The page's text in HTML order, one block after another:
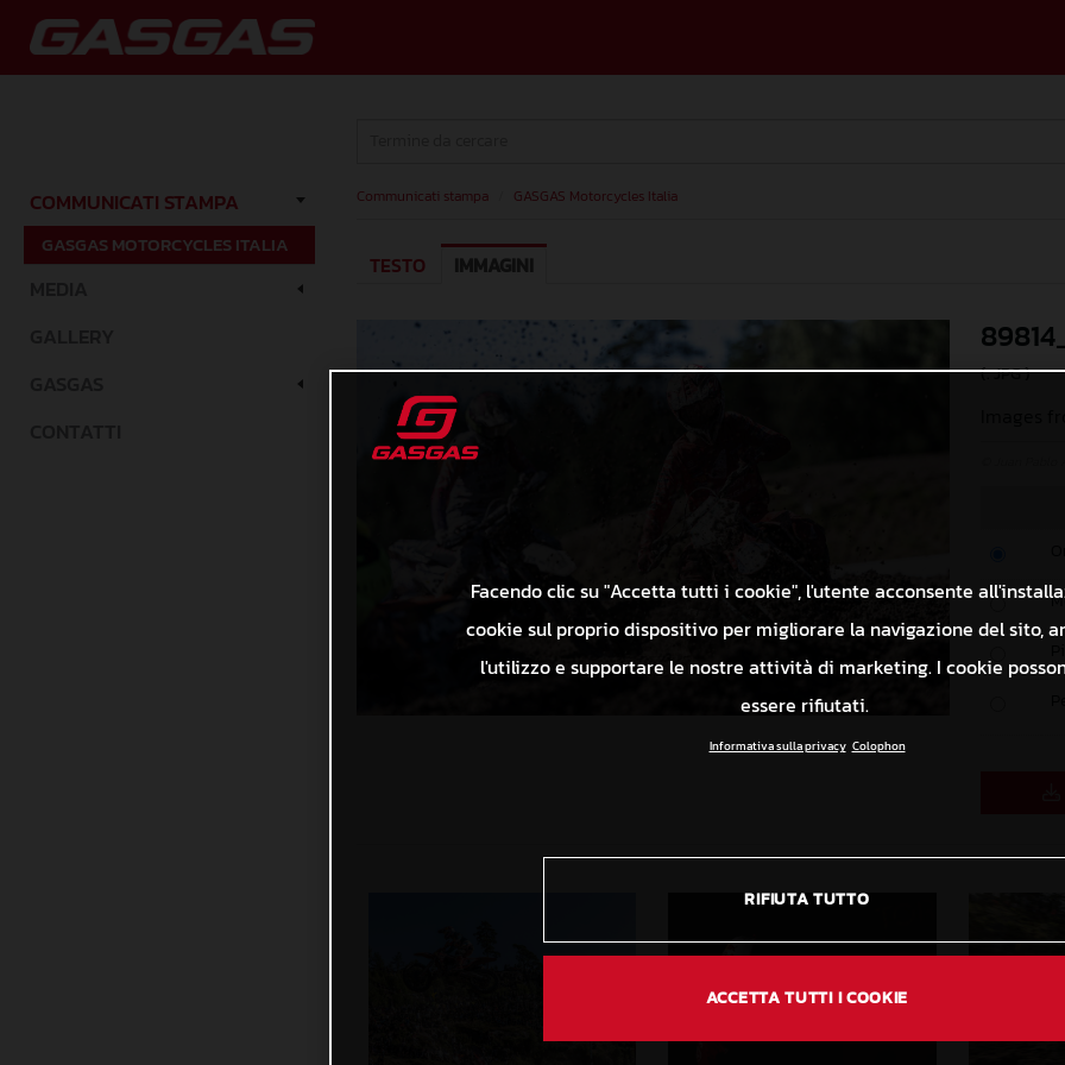
COMMUNICATI STAMPA
GASGAS MOTORCYCLES ITALIA
Communicati stampa GASGAS Motorcycles Italia
TESTO IMMAGINI
(. JPG )
Images
Facendo clic su "Accetta tutti i cookie", l'utente acconsente
cookie sul proprio dispositivo per migliorare la navigazione del sito,
l'utilizzo e supportare le nostre attività di marketing. I cookie
essere rifiutati.
Informativa sulla privacy Colophon
RIFIUTA TUTTO
ACCETTA TUTTI I COOKIE